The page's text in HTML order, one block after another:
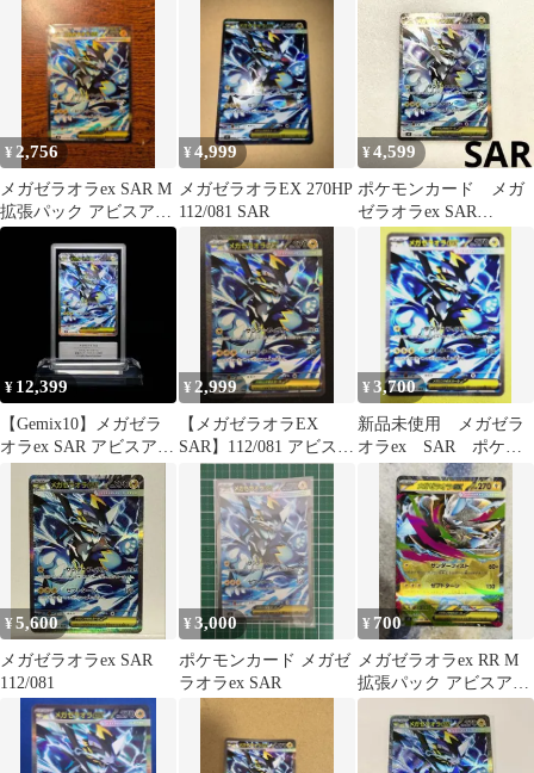
¥ 2,756
メガゼラオラex SAR M
拡張パック アビスアイ
キラ 112/081
¥4,999
メガゼラオラEX 270HP
112/081 SAR
¥4,599
ポケモンカード メガ
ゼラオラex SAR
112/081
¥ 12,399
【Gemix10】メガゼラ
オラex SAR アビスアイ
キラ 112/081
¥2,999
【メガゼラオラEX
SAR】112/081 アビスア
¥3,700
新品未使用 メガゼラ
オラex SAR ポケモ
ンカード
¥5,600
メガゼラオラex SAR
112/081
¥3,000
ポケモンカード メガゼ
ラオラex SAR
¥ 700
メガゼラオラex RR M
拡張パック アビスアイ
キラ 026/081